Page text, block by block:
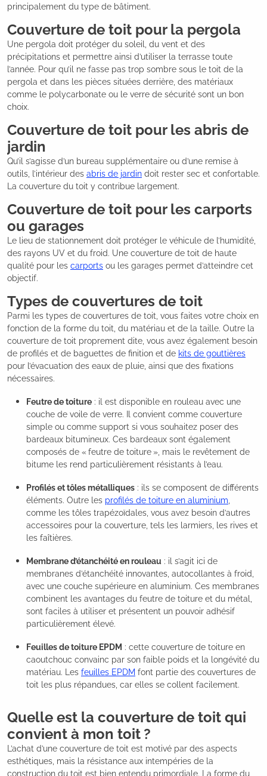
principalement du type de bâtiment.
Couverture de toit pour la pergola
Une pergola doit protéger du soleil, du vent et des
précipitations et permettre ainsi d’utiliser la terrasse toute
l’année. Pour qu’il ne fasse pas trop sombre sous le toit de la
pergola et dans les pièces situées derrière, des matériaux
comme le polycarbonate ou le verre de sécurité sont un bon
choix.
Couverture de toit pour les abris de
jardin
Qu’il s’agisse d’un bureau supplémentaire ou d’une remise à
outils, l’intérieur des abris de jardin doit rester sec et confortable.
La couverture du toit y contribue largement.
Couverture de toit pour les carports
ou garages
Le lieu de stationnement doit protéger le véhicule de l’humidité,
des rayons UV et du froid. Une couverture de toit de haute
qualité pour les carports ou les garages permet d’atteindre cet
objectif.
Types de couvertures de toit
Parmi les types de couvertures de toit, vous faites votre choix en
fonction de la forme du toit, du matériau et de la taille. Outre la
couverture de toit proprement dite, vous avez également besoin
de profilés et de baguettes de finition et de kits de gouttières
pour l’évacuation des eaux de pluie, ainsi que des fixations
nécessaires.
Feutre de toiture : il est disponible en rouleau avec une
couche de voile de verre. Il convient comme couverture
simple ou comme support si vous souhaitez poser des
bardeaux bitumineux. Ces bardeaux sont également
composés de « feutre de toiture », mais le revêtement de
bitume les rend particulièrement résistants à l’eau.
Profilés et tôles métalliques : ils se composent de différents
éléments. Outre les profilés de toiture en aluminium,
comme les tôles trapézoïdales, vous avez besoin d’autres
accessoires pour la couverture, tels les larmiers, les rives et
les faîtières.
Membrane d’étanchéité en rouleau : il s’agit ici de
membranes d’étanchéité innovantes, autocollantes à froid,
avec une couche supérieure en aluminium. Ces membranes
combinent les avantages du feutre de toiture et du métal,
sont faciles à utiliser et présentent un pouvoir adhésif
particulièrement élevé.
Feuilles de toiture EPDM : cette couverture de toiture en
caoutchouc convainc par son faible poids et la longévité du
matériau. Les feuilles EPDM font partie des couvertures de
toit les plus répandues, car elles se collent facilement.
Quelle est la couverture de toit qui
convient à mon toit ?
L’achat d’une couverture de toit est motivé par des aspects
esthétiques, mais la résistance aux intempéries de la
construction du toit est bien entendu primordiale. La forme du